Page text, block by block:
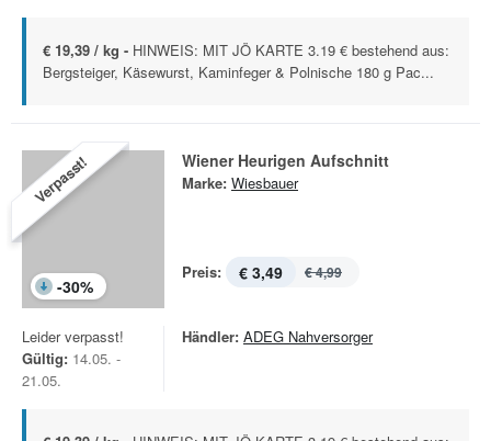
€ 19,39 / kg - HINWEIS: MIT JÖ KARTE 3.19 € bestehend aus:
Bergsteiger, Käsewurst, Kaminfeger & Polnische 180 g Pac...
Verpasst!
-30%
Wiener Heurigen Aufschnitt
Marke: Wiesbauer
Preis: € 3,49 € 4,99
Leider verpasst!
Gültig: 14.05. -
21.05.
Händler: ADEG Nahversorger